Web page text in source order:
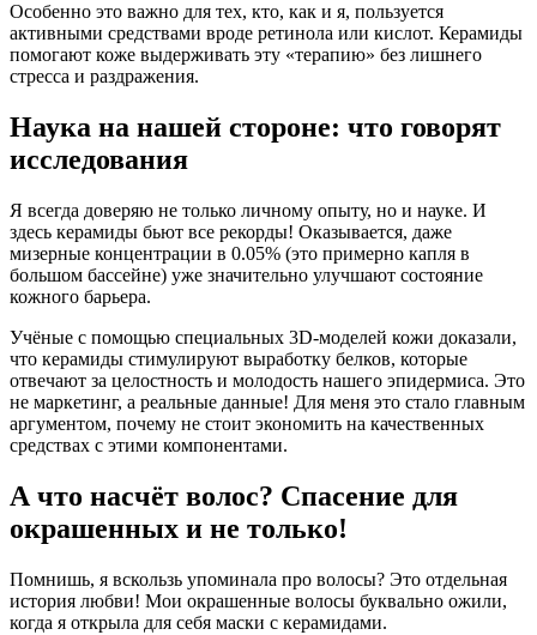
Особенно это важно для тех, кто, как и я, пользуется
активными средствами вроде ретинола или кислот. Керамиды
помогают коже выдерживать эту «терапию» без лишнего
стресса и раздражения.
Наука на нашей стороне: что говорят
исследования
Я всегда доверяю не только личному опыту, но и науке. И
здесь керамиды бьют все рекорды! Оказывается, даже
мизерные концентрации в 0.05% (это примерно капля в
большом бассейне) уже значительно улучшают состояние
кожного барьера.
Учёные с помощью специальных 3D-моделей кожи доказали,
что керамиды стимулируют выработку белков, которые
отвечают за целостность и молодость нашего эпидермиса. Это
не маркетинг, а реальные данные! Для меня это стало главным
аргументом, почему не стоит экономить на качественных
средствах с этими компонентами.
А что насчёт волос? Спасение для
окрашенных и не только!
Помнишь, я вскользь упоминала про волосы? Это отдельная
история любви! Мои окрашенные волосы буквально ожили,
когда я открыла для себя маски с керамидами.